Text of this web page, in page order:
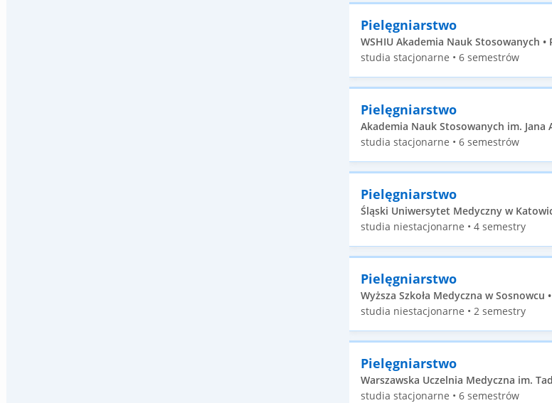
Pielęgniarstwo
WSHIU Akademia Nauk Stosowanych •
studia stacjonarne • 6 semestrów
Pielęgniarstwo
Akademia Nauk Stosowanych im. Jana
studia stacjonarne • 6 semestrów
Pielęgniarstwo
Śląski Uniwersytet Medyczny w
studia niestacjonarne • 4 semestry
Pielęgniarstwo
Wyższa Szkoła Medyczna w Sosnowcu
studia niestacjonarne • 2 semestry
Pielęgniarstwo
Warszawska Uczelnia Medyczna im.
studia stacjonarne • 6 semestrów